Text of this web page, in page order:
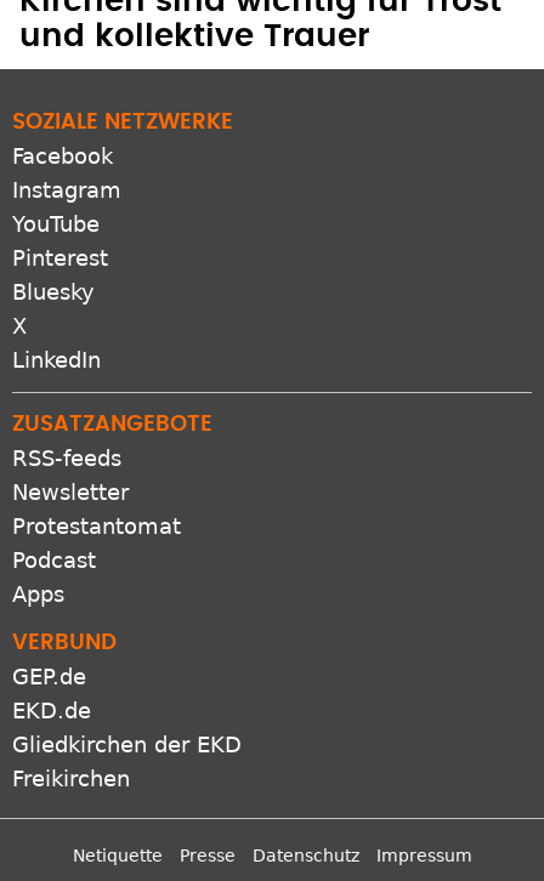
Kirchen sind wichtig für Trost
SOZIALE NETZWERKE
Facebook
Instagram
YouTube
Pinterest
Bluesky
X
ZUSATZANGEBOTE
RSS-feeds
Newsletter
Protestantomat
Podcast
VERBUND
GEP.de
EKD.de
Gliedkirchen der EKD